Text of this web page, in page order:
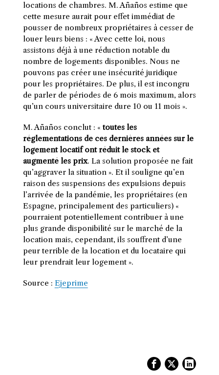
locations de chambres. M. Añaños estime que
cette mesure aurait pour effet immédiat de
pousser de nombreux propriétaires à cesser de
louer leurs biens : « Avec cette loi, nous
assistons déjà à une réduction notable du
nombre de logements disponibles. Nous ne
pouvons pas créer une insécurité juridique
pour les propriétaires. De plus, il est incongru
de parler de périodes de 6 mois maximum, alors
qu’un cours universitaire dure 10 ou 11 mois ».
M. Añaños conclut : « toutes les
réglementations de ces dernières années sur le
logement locatif ont réduit le stock et
augmenté les prix. La solution proposée ne fait
qu’aggraver la situation ». Et il souligne qu’en
raison des suspensions des expulsions depuis
l’arrivée de la pandémie, les propriétaires (en
Espagne, principalement des particuliers) «
pourraient potentiellement contribuer à une
plus grande disponibilité sur le marché de la
location mais, cependant, ils souffrent d’une
peur terrible de la location et du locataire qui
leur prendrait leur logement ».
Source : Ejeprime